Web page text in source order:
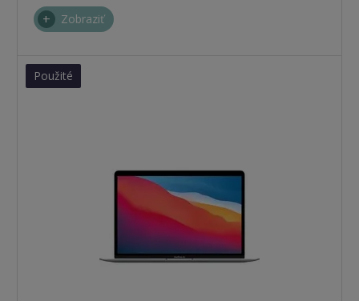
Zobraziť
Použité